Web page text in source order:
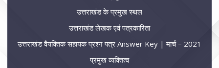
उत्तराखंड के प्रमुख स्थल
उत्तराखंड लेखक एवं पत्रकारिता
उत्तराखंड वैयक्तिक सहायक प्रश्न पत्र Answer Key | मार्च – 2021
प्रमुख व्यक्तित्व